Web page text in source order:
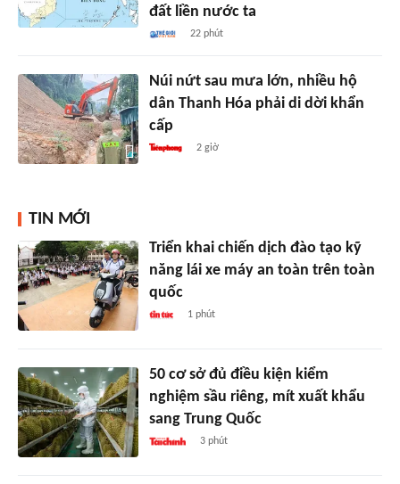
đất liền nước ta
22 phút
Núi nứt sau mưa lớn, nhiều hộ
dân Thanh Hóa phải di dời khẩn
cấp
2 giờ
TIN MỚI
Triển khai chiến dịch đào tạo kỹ
năng lái xe máy an toàn trên toàn
quốc
1 phút
50 cơ sở đủ điều kiện kiểm
nghiệm sầu riêng, mít xuất khẩu
sang Trung Quốc
3 phút